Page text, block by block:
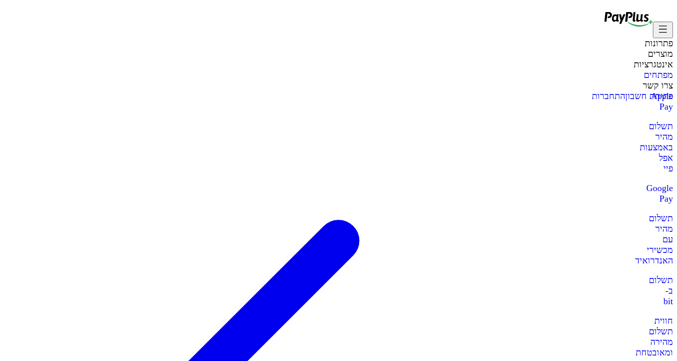
פתרונות
מוצרים
אינטגרציות
מפתחים
צרו קשר
Apple
Pay
תשלום
מהיר
באמצעות
אפל
פיי
Google
Pay
תשלום
מהיר
עם
מכשירי
האנדרואיד
תשלום
ב-
bit
חווית
תשלום
מהירה
ומאובטחת
פתיחת חשבוןהתחברות